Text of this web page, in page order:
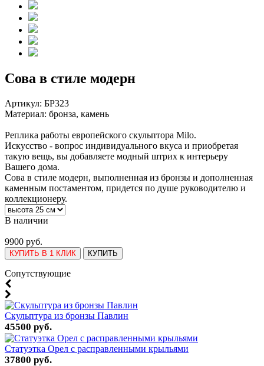
Сова в стиле модерн
Артикул: БР323
Материал: бронза, камень
Реплика работы европейского скульптора Milo.
Искусство - вопрос индивидуального вкуса и приобретая
такую вещь, вы добавляете модный штрих к интерьеру
Вашего дома.
Сова в стиле модерн, выполненная из бронзы и дополненная
каменным постаментом, придется по душе руководителю и
коллекционеру.
В наличии
9900 руб.
КУПИТЬ В 1 КЛИК КУПИТЬ
Cопутствующие
Скульптура из бронзы Павлин
45500 руб.
Статуэтка Орел с расправленными крыльями
37800 руб.